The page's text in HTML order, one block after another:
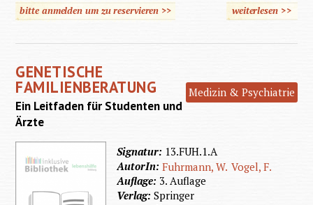
bitte anmelden um zu reservieren >> weiterlesen
über
>>
GENETISCHE
FAMILIENBERATUNG Medizin & Psychiatrie
Ein Leitfaden für Studenten und
Ärzte
Signatur: 13.FUH.1.A
AutorIn:Fuhrmann, W. Vogel, F.
Auflage: 3. Auflage
Verlag:Springer